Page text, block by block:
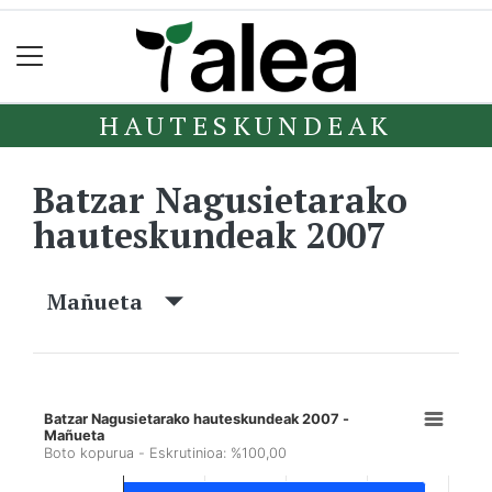
HAUTESKUNDEAK
Batzar Nagusietarako
hauteskundeak 2007
Mañueta
Batzar Nagusietarako hauteskundeak 2007 -
Mañueta
Boto kopurua - Eskrutinioa: %100,00